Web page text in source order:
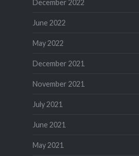
December 2022
June 2022
May 2022
December 2021
November 2021
July 2021
June 2021
May 2021